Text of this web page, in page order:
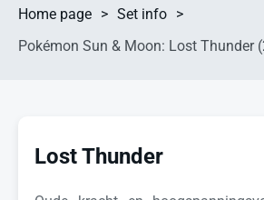
Home page > Set info >
Pokémon Sun & Moon: Lost Thunder
Lost Thunder